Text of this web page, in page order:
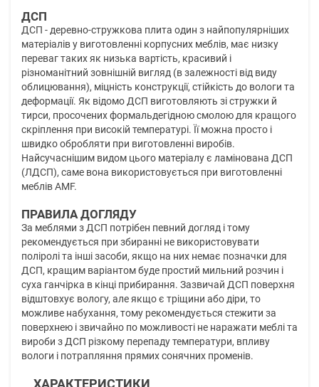
ДСП
ДСП - деревно-стружкова плита один з найпопулярніших
матеріалів у виготовленні корпусних меблів, має низку
переваг таких як низька вартість, красивий і
різноманітний зовнішній вигляд (в залежності від виду
облицювання), міцність конструкції, стійкість до вологи та
деформації. Як відомо ДСП виготовляють зі стружки й
тирси, просочених формальдегідною смолою для кращого
скріплення при високій температурі. Її можна просто і
швидко обробляти при виготовленні виробів.
Найсучаснішим видом цього матеріалу є ламінована ДСП
(ЛДСП), саме вона використовується при виготовленні
меблів AMF.
ПРАВИЛА ДОГЛЯДУ
За меблями з ДСП потрібен певний догляд і тому
рекомендується при збиранні не використовувати
поліролі та інші засоби, якщо на них немає позначки для
ДСП, кращим варіантом буде простий мильний розчин і
суха ганчірка в кінці прибирання. Зазвичай ДСП поверхня
відштовхує вологу, але якщо є тріщини або діри, то
можливе набухання, тому рекомендується стежити за
поверхнею і звичайно по можливості не наражати меблі та
вироби з ДСП різкому перепаду температури, впливу
вологи і потрапляння прямих сонячних променів.
ХАРАКТЕРИСТИКИ